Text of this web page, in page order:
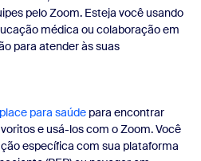
pelo Zoom. Esteja você usando
médica ou colaboração em
para atender às suas
para saúde para encontrar
e usá-los com o Zoom. Você
específica com sua plataforma